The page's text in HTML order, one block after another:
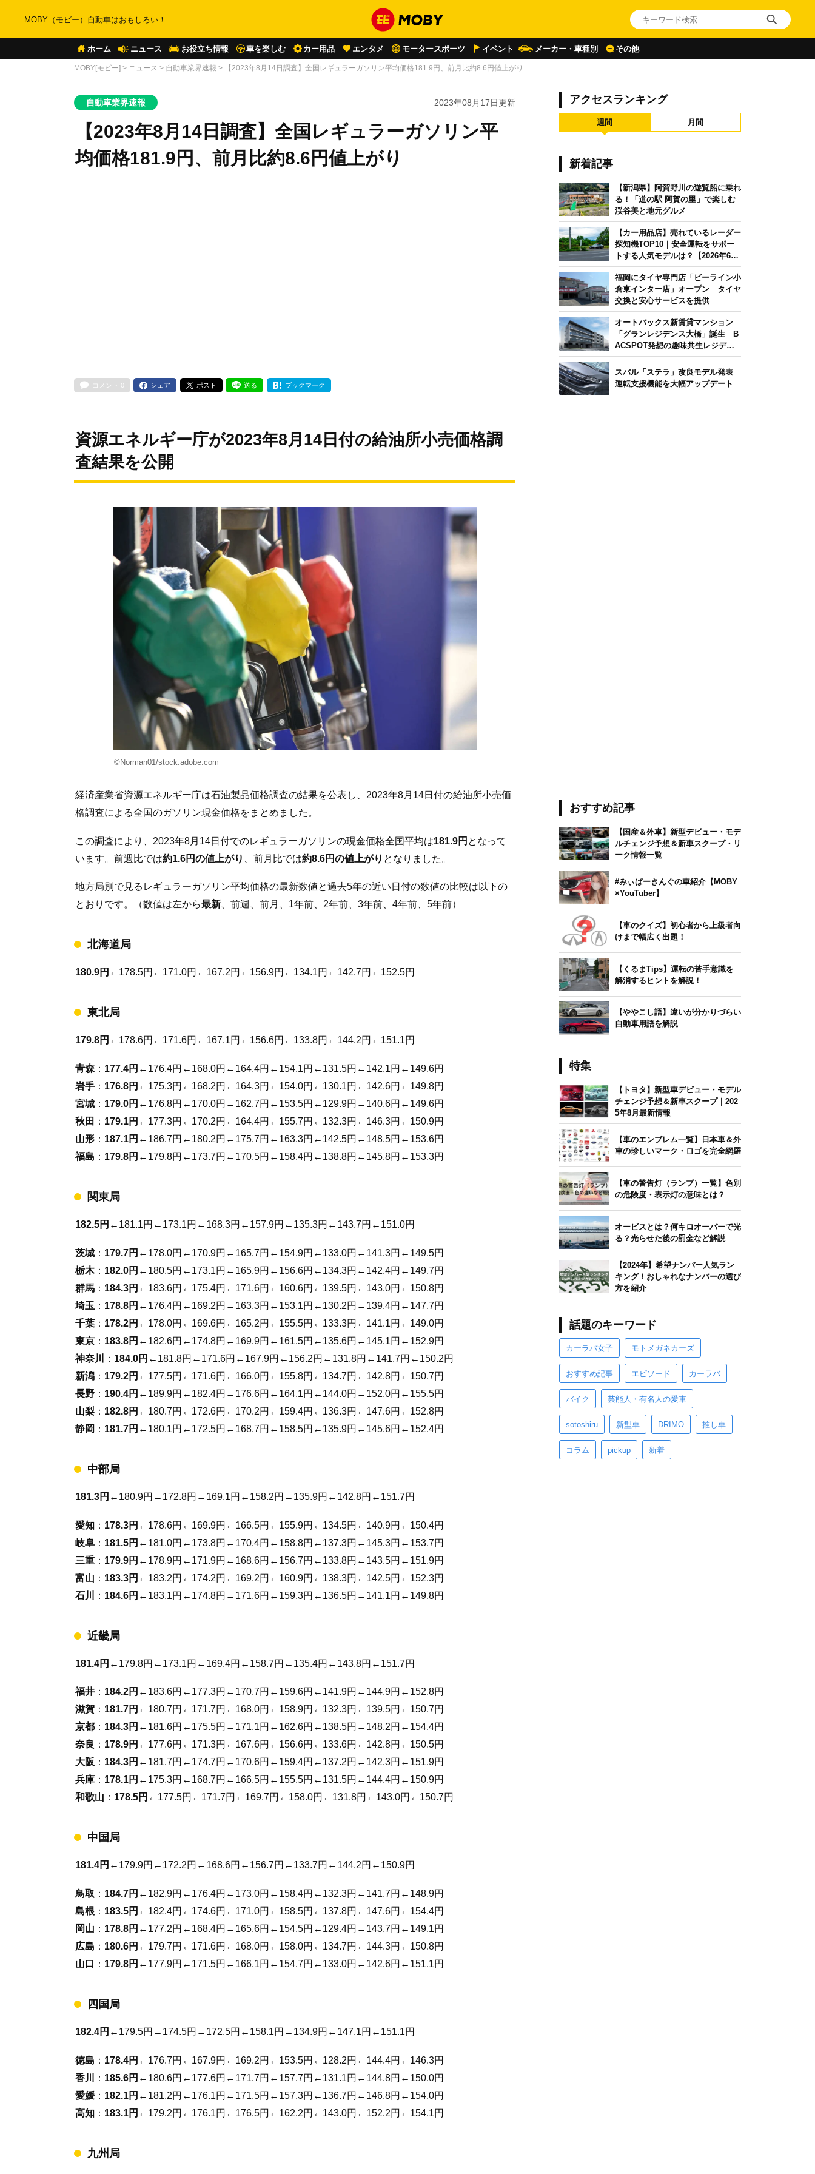
MOBY（モビー）自動車はおもしろい！
ホーム ニュース お役立ち情報 車を楽しむ カー用品 エンタメ モータースポーツ イベント メーカー・車種別 その他
MOBY[モビー] > ニュース > 自動車業界速報 > 【2023年8月14日調査】全国レギュラーガソリン平均価格181.9円、前月比約8.6円値上がり
自動車業界速報 2023年08月17日更新
【2023年8月14日調査】全国レギュラーガソリン平
均価格181.9円、前月比約8.6円値上がり
コメント 0 シェア ポスト 送る ブックマーク
資源エネルギー庁が2023年8月14日付の給油所小売価格調
査結果を公開
©Norman01/stock.adobe.com
経済産業省資源エネルギー庁は石油製品価格調査の結果を公表し、2023年8月14日付の給油所小売価
格調査による全国のガソリン現金価格をまとめました。
この調査により、2023年8月14日付でのレギュラーガソリンの現金価格全国平均は181.9円 となって
います。前週比では約1.6円の値上がり 、前月比では約8.6円の値上がり となりました。
地方局別で見るレギュラーガソリン平均価格の最新数値と過去5年の近い日付の数値の比較は以下の
とおりです。（数値は左から最新 、前週、前月、1年前、2年前、3年前、4年前、5年前）
北海道局
180.9円 ←178.5円←171.0円←167.2円←156.9円←134.1円←142.7円←152.5円
東北局
179.8円 ←178.6円←171.6円←167.1円←156.6円←133.8円←144.2円←151.1円
青森 ： 177.4円 ←176.4円←168.0円←164.4円←154.1円←131.5円←142.1円←149.6円
岩手 ： 176.8円 ←175.3円←168.2円←164.3円←154.0円←130.1円←142.6円←149.8円
宮城 ： 179.0円 ←176.8円←170.0円←162.7円←153.5円←129.9円←140.6円←149.6円
秋田 ： 179.1円 ←177.3円←170.2円←164.4円←155.7円←132.3円←146.3円←150.9円
山形 ： 187.1円 ←186.7円←180.2円←175.7円←163.3円←142.5円←148.5円←153.6円
福島 ： 179.8円 ←179.8円←173.7円←170.5円←158.4円←138.8円←145.8円←153.3円
関東局
182.5円 ←181.1円←173.1円←168.3円←157.9円←135.3円←143.7円←151.0円
茨城 ： 179.7円 ←178.0円←170.9円←165.7円←154.9円←133.0円←141.3円←149.5円
栃木： 182.0円 ←180.5円←173.1円←165.9円←156.6円←134.3円←142.4円←149.7円
群馬 ： 184.3円 ←183.6円←175.4円←171.6円←160.6円←139.5円←143.0円←150.8円
埼玉 ： 178.8円 ←176.4円←169.2円←163.3円←153.1円←130.2円←139.4円←147.7円
千葉 ： 178.2円 ←178.0円←169.6円←165.2円←155.5円←133.3円←141.1円←149.0円
東京 ： 183.8円 ←182.6円←174.8円←169.9円←161.5円←135.6円←145.1円←152.9円
神奈川
： 184.0円 ←181.8円←171.6円←167.9円←156.2円←131.8円←141.7円←150.2円
新潟 ： 179.2円 ←177.5円←171.6円←166.0円←155.8円←134.7円←142.8円←150.7円
長野 ： 190.4円 ←189.9円←182.4円←176.6円←164.1円←144.0円←152.0円←155.5円
山梨 ： 182.8円 ←180.7円←172.6円←170.2円←159.4円←136.3円←147.6円←152.8円
静岡 ： 181.7円 ←180.1円←172.5円←168.7円←158.5円←135.9円←145.6円←152.4円
中部局
181.3円 ←180.9円←172.8円←169.1円←158.2円←135.9円←142.8円←151.7円
愛知 ： 178.3円 ←178.6円←169.9円←166.5円←155.9円←134.5円←140.9円←150.4円
岐阜 ： 181.5円 ←181.0円←173.8円←170.4円←158.8円←137.3円←145.3円←153.7円
三重 ： 179.9円 ←178.9円←171.9円←168.6円←156.7円←133.8円←143.5円←151.9円
富山 ： 183.3円 ←183.2円←174.2円←169.2円←160.9円←138.3円←142.5円←152.3円
石川
： 184.6円 ←183.1円←174.8円←171.6円←159.3円←136.5円←141.1円←149.8円
近畿局
181.4円 ←179.8円←173.1円←169.4円←158.7円←135.4円←143.8円←151.7円
福井 ： 184.2円 ←183.6円←177.3円←170.7円←159.6円←141.9円←144.9円←152.8円
滋賀 ： 181.7円 ←180.7円←171.7円←168.0円←158.9円←132.3円←139.5円←150.7円
京都 ： 184.3円 ←181.6円←175.5円←171.1円←162.6円←138.5円←148.2円←154.4円
奈良 ： 178.9円 ←177.6円←171.3円←167.6円←156.6円←133.6円←142.8円←150.5円
大阪 ： 184.3円 ←181.7円←174.7円←170.6円←159.4円←137.2円←142.3円←151.9円
兵庫 ： 178.1円 ←175.3円←168.7円←166.5円←155.5円←131.5円←144.4円←150.9円
和歌山 ： 178.5円 ←177.5円←171.7円←169.7円←158.0円←131.8円←143.0円←150.7円
中国局
181.4円 ←179.9円←172.2円←168.6円←156.7円←133.7円←144.2円←150.9円
鳥取 ： 184.7円 ←182.9円←176.4円←173.0円←158.4円←132.3円←141.7円←148.9円
島根 ： 183.5円 ←182.4円←174.6円←171.0円←158.5円←137.8円←147.6円←154.4円
岡山 ： 178.8円 ←177.2円←168.4円←165.6円←154.5円←129.4円←143.7円←149.1円
広島 ： 180.6円 ←179.7円←171.6円←168.0円←158.0円←134.7円←144.3円←150.8円
山口 ： 179.8円 ←177.9円←171.5円←166.1円←154.7円←133.0円←142.6円←151.1円
四国局
182.4円 ←179.5円←174.5円←172.5円←158.1円←134.9円←147.1円←151.1円
徳島 ： 178.4円 ←176.7円←167.9円←169.2円←153.5円←128.2円←144.4円←146.3円
香川
： 185.6円 ←180.6円←177.6円←171.7円←157.7円←131.1円←144.8円←150.0円
愛媛 ： 182.1円 ←181.2円←176.1円←171.5円←157.3円←136.7円←146.8円←154.0円
高知 ： 183.1円 ←179.2円←176.1円←176.5円←162.2円←143.0円←152.2円←154.1円
九州局
アクセスランキング
週間 月間
新着記事
【新潟県】阿賀野川の遊覧船に乗れ
る！「道の駅 阿賀の里」で楽しむ
渓谷美と地元グルメ
【カー用品店】売れているレーダー
探知機TOP10｜安全運転をサポー
トする人気モデルは？【2026年6月
版】
福岡にタイヤ専門店「ビーライン小
倉東インター店」オープン タイヤ
交換と安心サービスを提供
オートバックス新賃貸マンション
「グランレジデンス大橋」誕生 B
ACSPOT発想の趣味共生レジデン
ス
スバル「ステラ」改良モデル発表
運転支援機能を大幅アップデート
おすすめ記事
【国産＆外車】新型デビュー・モデ
ルチェンジ予想＆新車スクープ・リ
ーク情報一覧
#みぃぱーきんぐの車紹介【MOBY
×YouTuber】
【車のクイズ】初心者から上級者向
けまで幅広く出題！
【くるまTips】運転の苦手意識を
解消するヒントを解説！
【ややこし語】違いが分かりづらい
自動車用語を解説
特集
【トヨタ】新型車デビュー・モデル
チェンジ予想＆新車スクープ｜202
5年8月最新情報
【車のエンブレム一覧】日本車＆外
車の珍しいマーク・ロゴを完全網羅
【車の警告灯（ランプ）一覧】色別
の危険度・表示灯の意味とは？
オービスとは？何キロオーバーで光
る？光らせた後の罰金など解説
【2024年】希望ナンバー人気ラン
キング！おしゃれなナンバーの選び
方を紹介
話題のキーワード
カーラバ女子 モトメガネカーズ
おすすめ記事 エピソード カーラバ
バイク 芸能人・有名人の愛車
sotoshiru 新型車 DRIMO 推し車
コラム pickup 新着